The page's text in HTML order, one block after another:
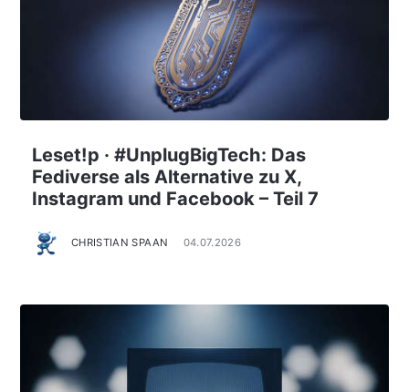
Leset!p · #UnplugBigTech: Das
Fediverse als Alternative zu X,
Instagram und Facebook – Teil 7
CHRISTIAN SPAAN 04.07.2026